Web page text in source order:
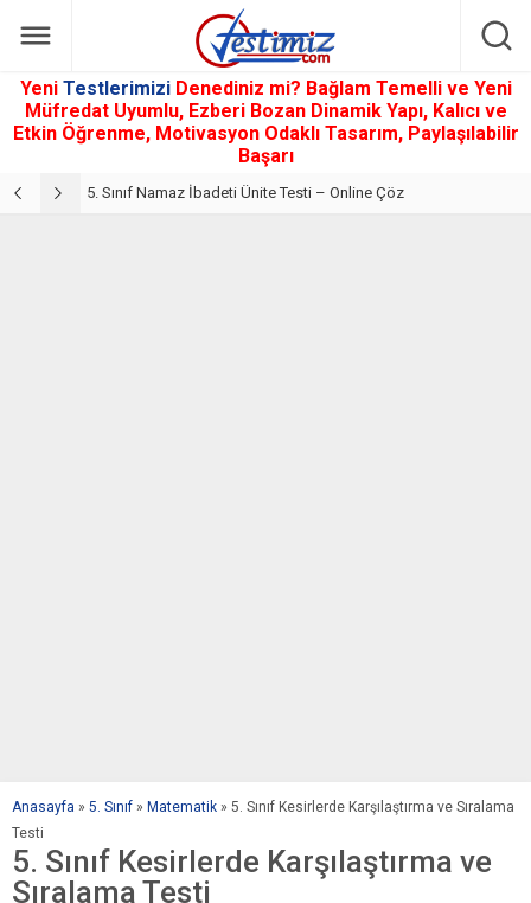
Yeni Testlerimizi Denediniz mi? Bağlam Temelli ve Yeni
Müfredat Uyumlu, Ezberi Bozan Dinamik Yapı, Kalıcı ve
Etkin Öğrenme, Motivasyon Odaklı Tasarım, Paylaşılabilir
Başarı
5. Sınıf Namaz İbadeti Ünite Testi – Online Çöz
Anasayfa » 5. Sınıf » Matematik » 5. Sınıf Kesirlerde Karşılaştırma ve Sıralama
Testi
5. Sınıf Kesirlerde Karşılaştırma ve
Sıralama Testi